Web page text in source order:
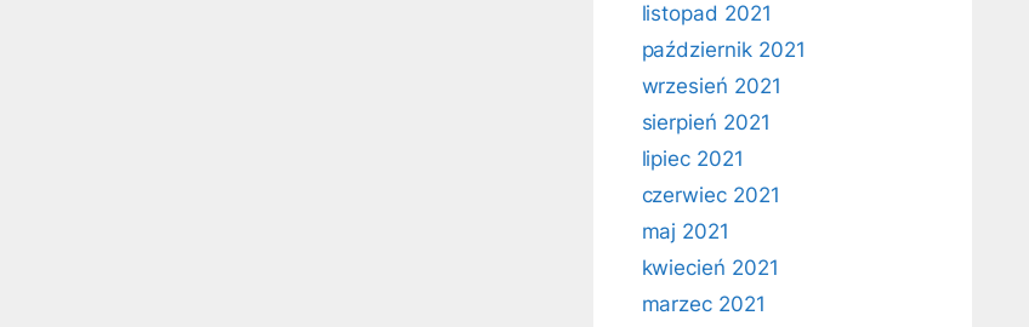
listopad 2021
październik 2021
wrzesień 2021
sierpień 2021
lipiec 2021
czerwiec 2021
maj 2021
kwiecień 2021
marzec 2021